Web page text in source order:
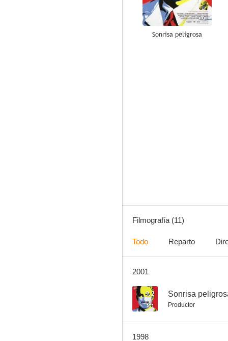
Sonrisa peligrosa
Más allá de la inocencia
Filmografía (11)
Todo Reparto
2001
9.2 Sonrisa
Productor
1998